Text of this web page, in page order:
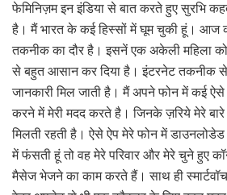
फेमिनिज़म इन इंडिया से बात करते हुए सुरभि
है। मैं भारत के कई हिस्सों में घूम चुकी हूं। आज
तकनीक का दौर है। इसनें एक अकेली महिला
से बहुत आसान कर दिया है। इंटरनेट तकनीक
जानकारी मिल जाती है। मैं अपने फोन में कई ऐसे
करने में मेरी मदद करते है। जिनके ज़रिये मेरे बारे
मिलती रहती है। ऐसे ऐप मेरे फोन में
में फंसती हूं तो वह मेरे परिवार और मेरे चुने हुए
मैसेज भेजने का काम करते हैं। साथ ही